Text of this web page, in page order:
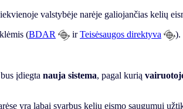
valstybėje narėje galiojančias kelių
(BDAR irTeisėsaugos direktyva ).
įdiegta nauja sistema, pagal kurią
yra labai svarbus kelių eismo saugumui